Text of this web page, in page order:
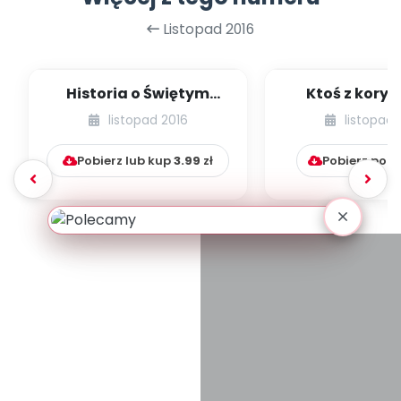
Listopad 2016
Historia o Świętym
Mikołaju - opowiadanie
listopad 2016
Pobierz lub kup3.99 zł
Ktoś z
listopad
Pobierz